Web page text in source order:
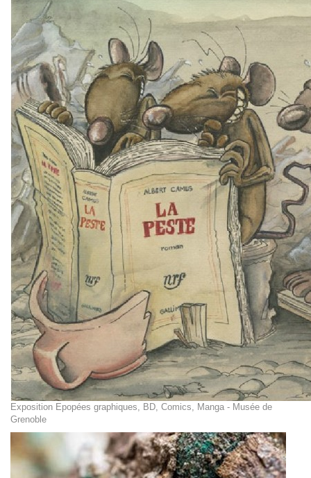
Exposition Epopées graphiques, BD, Comics, Manga - Musée de
Grenoble